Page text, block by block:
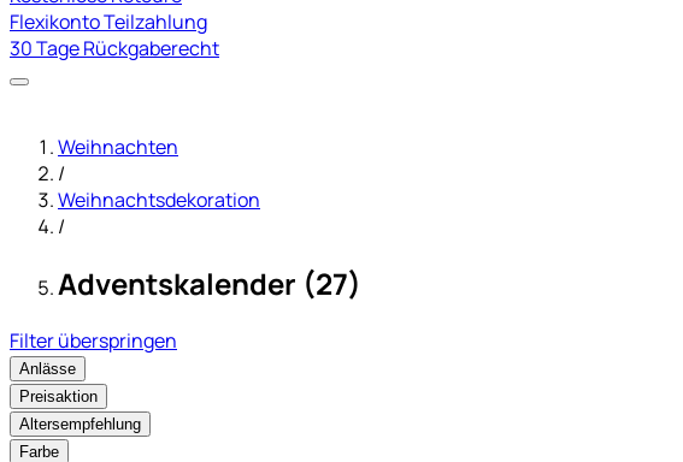
Flexikonto Teilzahlung
30 Tage Rückgaberecht
Weihnachten
/
Weihnachtsdekoration
/
Adventskalender (27)
Filter überspringen
Anlässe
Preisaktion
Altersempfehlung
Farbe